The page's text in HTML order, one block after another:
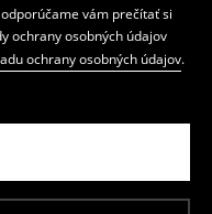
vám prečítať si
ochrany osobných údajov
ochrany osobných údajov.